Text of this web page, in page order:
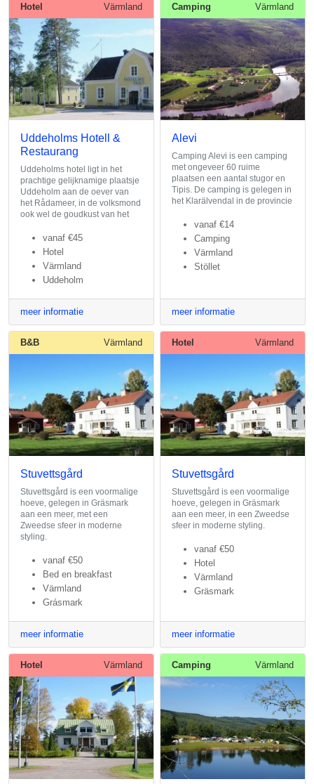
Hotel Värmland
Uddeholms Hotell &
Restaurang
Uddeholms hotel ligt in het
prachtige gelijknamige plaatsje
Uddeholm aan de oever van
het Rådameer, in de volksmond
ook wel de goudkust van het
vanaf €45
Hotel
Värmland
Uddeholm
meer informatie
Camping Värmland
Alevi
Camping Alevi is een camping
met ongeveer 60 ruime
plaatsen een aantal stugor en
Tipis. De camping is gelegen in
het Klarälvendal in de provincie
vanaf €14
Camping
Värmland
Stöllet
meer informatie
B&B Värmland
Stuvettsgård
Stuvettsgård is een voormalige
hoeve, gelegen in Gräsmark
aan een meer, met een
Zweedse sfeer in moderne
styling.
vanaf €50
Bed en breakfast
Värmland
Grásmark
meer informatie
Hotel Värmland
Stuvettsgård
Stuvettsgård is een voormalige
hoeve, gelegen in Gräsmark
aan een meer, in een Zweedse
sfeer in moderne styling.
vanaf €50
Hotel
Värmland
Gräsmark
meer informatie
Hotel Värmland Camping Värmland